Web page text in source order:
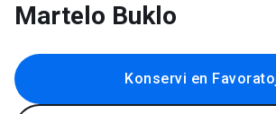
Martelo Buklo
Konservi en